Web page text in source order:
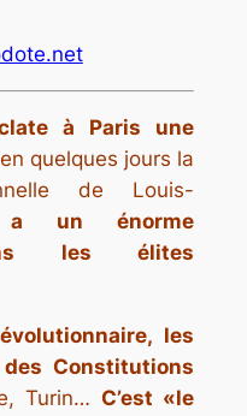
à Paris une
quelques jours la
de Louis-
a un énorme
les élites
les
Constitutions
Turin…C’est «le